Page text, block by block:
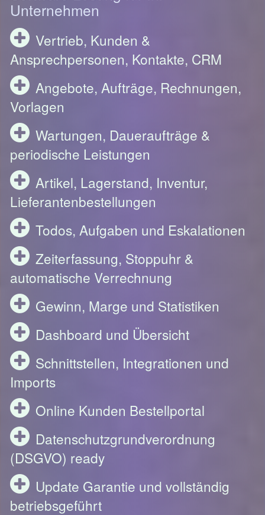
Unternehmen
Vertrieb, Kunden &
Ansprechpersonen, Kontakte, CRM
Angebote, Aufträge, Rechnungen,
Vorlagen
Wartungen, Daueraufträge &
periodische Leistungen
Artikel, Lagerstand, Inventur,
Lieferantenbestellungen
Todos, Aufgaben und Eskalationen
Zeiterfassung, Stoppuhr &
automatische Verrechnung
Gewinn, Marge und Statistiken
Dashboard und Übersicht
Schnittstellen, Integrationen und
Imports
Online Kunden Bestellportal
Datenschutzgrundverordnung
(DSGVO) ready
Update Garantie und vollständig
betriebsgeführt